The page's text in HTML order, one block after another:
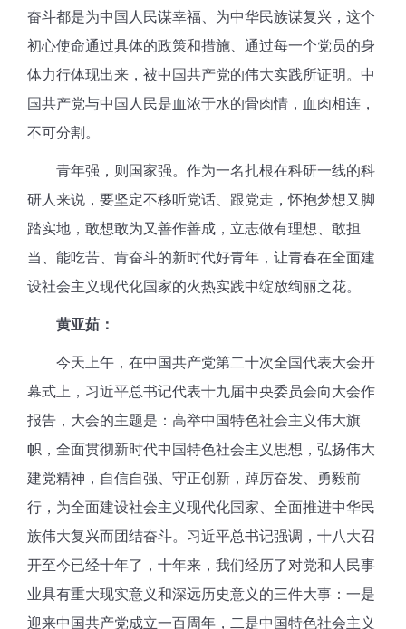
奋斗都是为中国人民谋幸福、为中华民族谋复兴，这个
初心使命通过具体的政策和措施、通过每一个党员的身
体力行体现出来，被中国共产党的伟大实践所证明。中
国共产党与中国人民是血浓于水的骨肉情，血肉相连，
不可分割。
青年强，则国家强。作为一名扎根在科研一线的科
研人来说，要坚定不移听党话、跟党走，怀抱梦想又脚
踏实地，敢想敢为又善作善成，立志做有理想、敢担
当、能吃苦、肯奋斗的新时代好青年，让青春在全面建
设社会主义现代化国家的火热实践中绽放绚丽之花。
黄亚茹：
今天上午，在中国共产党第二十次全国代表大会开
幕式上，习近平总书记代表十九届中央委员会向大会作
报告，大会的主题是：高举中国特色社会主义伟大旗
帜，全面贯彻新时代中国特色社会主义思想，弘扬伟大
建党精神，自信自强、守正创新，踔厉奋发、勇毅前
行，为全面建设社会主义现代化国家、全面推进中华民
族伟大复兴而团结奋斗。习近平总书记强调，十八大召
开至今已经十年了，十年来，我们经历了对党和人民事
业具有重大现实意义和深远历史意义的三件大事：一是
迎来中国共产党成立一百周年，二是中国特色社会主义